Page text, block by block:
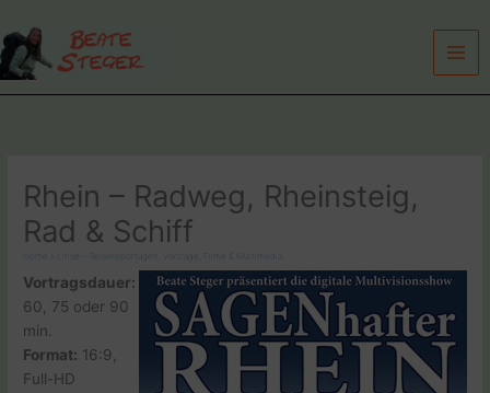
Inhalt
springen
Rhein – Radweg, Rheinsteig,
Rad & Schiff
Home Linse – Reisereportagen, Vorträge, Filme & Multimedia
Vortragsdauer:
60, 75 oder 90
min.
Format: 16:9,
Full-HD